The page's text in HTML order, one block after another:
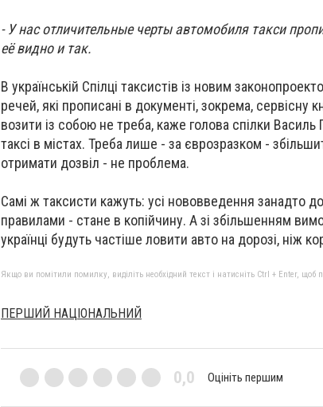
- У нас отличительные черты автомобиля такси
её видно и так.
В українській Спілці таксистів із новим
речей, які прописані в документі, зокрема, сервісну
возити із собою не треба, каже голова спілки Василь
таксі в містах. Треба лише - за єврозразком -
отримати дозвіл - не проблема.
Самі ж таксисти кажуть: усі нововведення занадто
правилами - стане в копійчину. А зі збільшенням
українці будуть частіше ловити авто на дорозі, ніж
Якщо ви помітили помилку, виділіть необхідний текст і натисніть Ctrl + Enter, щоб
ПЕРШИЙ НАЦІОНАЛЬНИЙ
0,0 Оцініть першим